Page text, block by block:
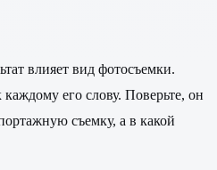
влияет вид фотосъемки.
его слову. Поверьте, он
съемку, а в какой